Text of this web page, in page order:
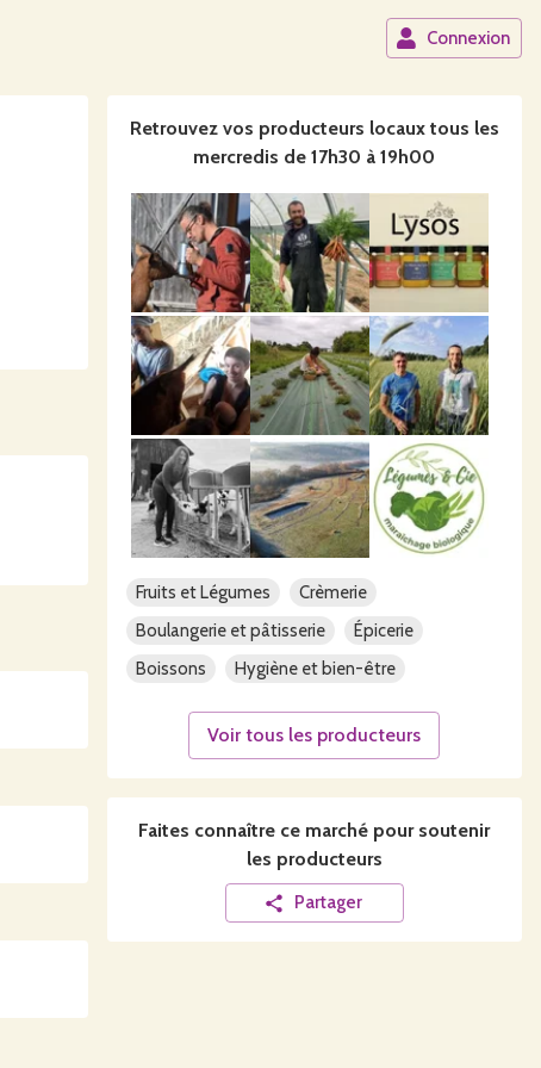
Connexion
Retrouvez vos producteurs locaux tous les
mercredis de 17h30 à 19h00
Fruits et Légumes
Crèmerie
Boulangerie et pâtisserie
Épicerie
Boissons
Hygiène et bien-être
Voir tous les producteurs
Faites connaître ce marché pour soutenir
les producteurs
Partager